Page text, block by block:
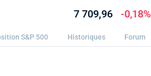
7 709,96 -0,18%
S&P 500 Historiques Forum